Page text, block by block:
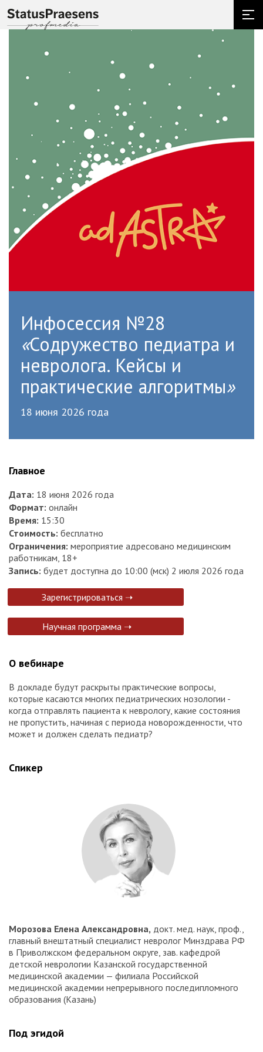
Инфосессия №28
«Содружество педиатра и
невролога. Кейсы и
практические алгоритмы»
18 июня 2026 года
Главное
Дата: 18 июня 2026 года
Формат: онлайн
Время: 15:30
Стоимость: бесплатно
Ограничения: мероприятие адресовано медицинским
работникам, 18+
Запись: будет доступна до 10:00 (мск) 2 июля 2026 года
Зарегистрироваться ➝
Научная программа ➝
О вебинаре
В докладе будут раскрыты практические вопросы,
которые касаются многих педиатрических нозологии -
когда отправлять пациента к неврологу, какие состояния
не пропустить, начиная с периода новорожденности, что
может и должен сделать педиатр?
Спикер
Морозова Елена Александровна, докт. мед. наук, проф.,
главный внештатный специалист невролог Минздрава РФ
в Приволжском федеральном округе, зав. кафедрой
детской неврологии Казанской государственной
медицинской академии — филиала Российской
медицинской академии непрерывного последипломного
образования (Казань)
Под эгидой